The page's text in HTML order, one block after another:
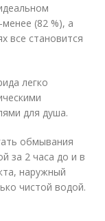
(82 %), а
все становится
легко
для душа.
обмывания
за 2 часа до и в
наружный
чистой водой.